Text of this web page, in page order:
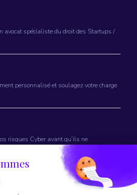
avocat spécialiste du droit des Startups /
personnalisé et soulagez votre charge
risques Cyber avant qu’ils ne